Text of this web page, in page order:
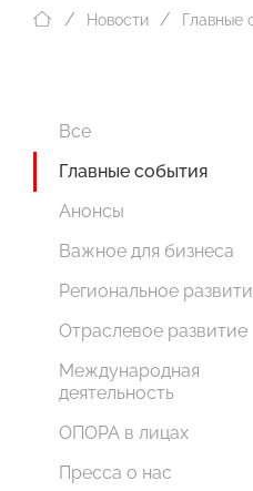
Новости Главные
Все
Главные события
Анонсы
Важное для бизнеса
Региональное
Отраслевое развитие
Международная
деятельность
ОПОРА в лицах
Пресса о нас